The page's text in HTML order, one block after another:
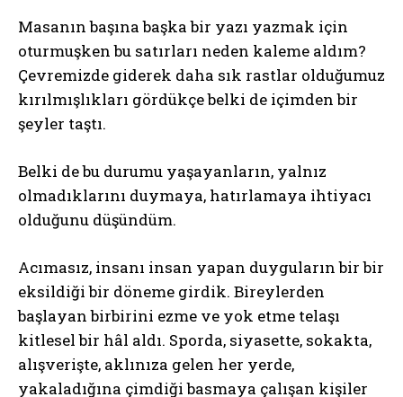
Masanın başına başka bir yazı yazmak için
oturmuşken bu satırları neden kaleme aldım?
Çevremizde giderek daha sık rastlar olduğumuz
kırılmışlıkları gördükçe belki de içimden bir
şeyler taştı.
Belki de bu durumu yaşayanların, yalnız
olmadıklarını duymaya, hatırlamaya ihtiyacı
olduğunu düşündüm.
Acımasız, insanı insan yapan duyguların bir bir
eksildiği bir döneme girdik. Bireylerden
başlayan birbirini ezme ve yok etme telaşı
kitlesel bir hâl aldı. Sporda, siyasette, sokakta,
alışverişte, aklınıza gelen her yerde,
yakaladığına çimdiği basmaya çalışan kişiler